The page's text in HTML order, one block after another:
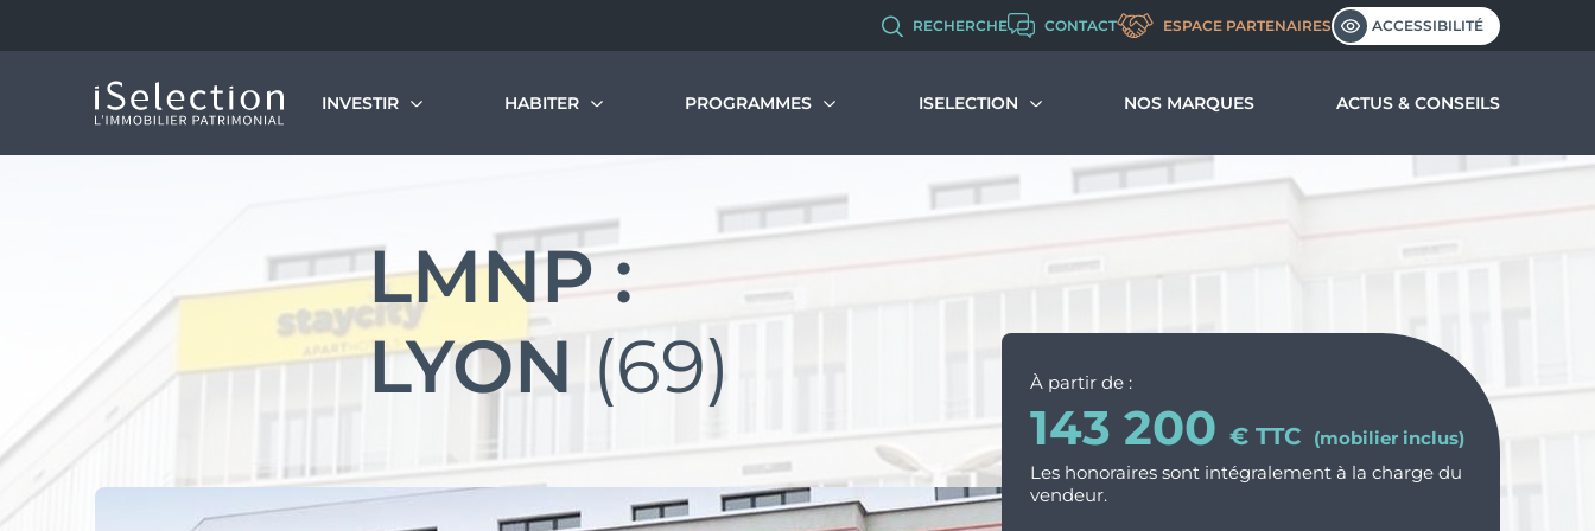
ACCESSIBILITÉ
RECHERCHE CONTACT ESPACE PARTENAIRES
INVESTIR
Notre vision de l’immobilier patrimonial
Investissement locatif en VEFA
LMNP géré
Monuments Historiques
Denormandie
HABITER
Les dispositifs et avantages
Découvrir et comprendre le PTZ
Simuler votre PTZ
PROGRAMMES
Programmes d’investissement
Programmes d’habitation
ISELECTION
Qui sommes-nous ?
Chiffres clés de l’entreprise
NOS MARQUES ACTUS & CONSEILS
LMNP :
LYON (69) À partir de :
143 200 € TTC
(mobilier inclus)
Les honoraires sont intégralement à la charge du
vendeur.